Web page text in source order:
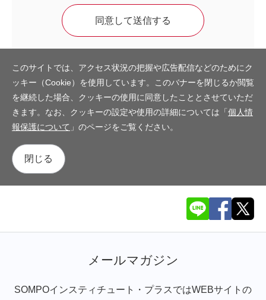
このサイトでは、アクセス状況の把握や広告配信などのためにク
ッキー（Cookie）を使用しています。このバナーを閉じるか閲覧
を継続した場合、クッキーの使用に同意したこととさせていただ
きます。なお、クッキーの設定や使用の詳細については「個人情
報保護について 」のページをご覧ください。
閉じる
メールマガジン
SOMPOインスティチュート・プラスではWEBサイトの